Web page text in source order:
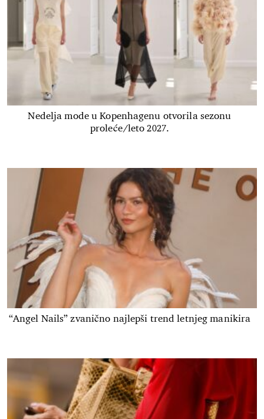
Nedelja mode u Kopenhagenu otvorila sezonu
proleće/leto 2027.
“Angel Nails” zvanično najlepši trend letnjeg manikira